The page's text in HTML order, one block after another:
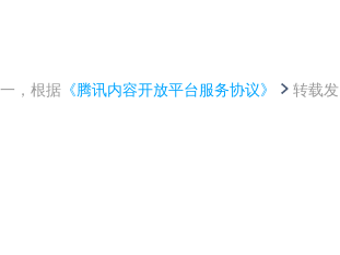
，根据 《腾讯内容开放平台服务协议》
转载发